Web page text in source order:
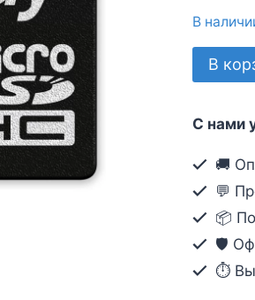
В
товара
SDHC
памяти
8GB
Сlass
10
В
С нами
🚚
💬
📦
🛡️
⏱